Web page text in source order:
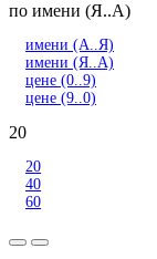
по имени (Я..А)
имени (А..Я)
имени (Я..А)
цене (0..9)
цене (9..0)
20
20
40
60